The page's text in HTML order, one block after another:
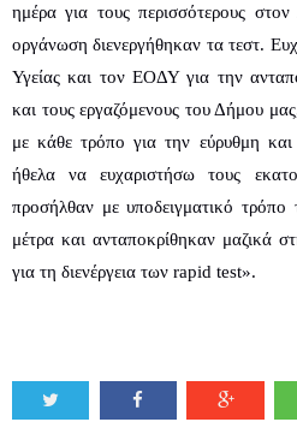
ημέρα για τους περισσότερους
οργάνωση διενεργήθηκαν τα τεστ.
Υγείας και τον ΕΟΔΥ για την
και τους εργαζόμενους του Δήμου
με κάθε τρόπο για την εύρυθμη
ήθελα να ευχαριστήσω τους
προσήλθαν με υποδειγματικό
μέτρα και ανταποκρίθηκαν μαζικά
για τη διενέργεια των rapid test».